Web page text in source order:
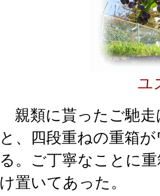
ユ
親類に貰ったご馳走
と、四段重ねの重箱
る。ご丁寧なことに
け置いてあった。